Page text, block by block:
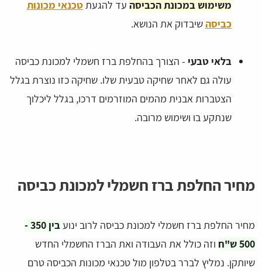
משימוש במכונת הכביסה עד להגעתטכנאי מכונות
כביסהשיבדוק את הנושא.
בלאי טבעי - הצורך בהחלפת ברז חשמלי למכונת כביסה
עולה גם לאחר שחיקה טבעית שלו. שחיקה כזו נוצרת בגלל
הצטברות אבנית מהמים המוזרמים דרכו, בגלל ליכלוך
שנתקע בו ושימוש מרובה.
מחיר החלפת ברז חשמלי למכונת כביסה
מחיר החלפת ברז חשמלי למכונת כביסה לרוב ינוע
בין 350 -
500 ש"ח
וזה כולל את העבודה ואת הברז החשמלי החדש
שיותקן. נמליץ לברר בטלפון מול טכנאי מכונות הכביסה טרם